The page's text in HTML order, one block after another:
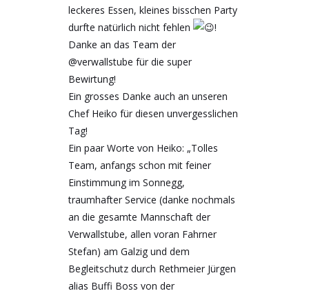
leckeres Essen, kleines bisschen Party
durfte natürlich nicht fehlen
!
Danke an das Team der
@verwallstube für die super
Bewirtung!
Ein grosses Danke auch an unseren
Chef Heiko für diesen unvergesslichen
Tag!
Ein paar Worte von Heiko: „Tolles
Team, anfangs schon mit feiner
Einstimmung im Sonnegg,
traumhafter Service (danke nochmals
an die gesamte Mannschaft der
Verwallstube, allen voran Fahrner
Stefan) am Galzig und dem
Begleitschutz durch Rethmeier Jürgen
alias Buffi Boss von der